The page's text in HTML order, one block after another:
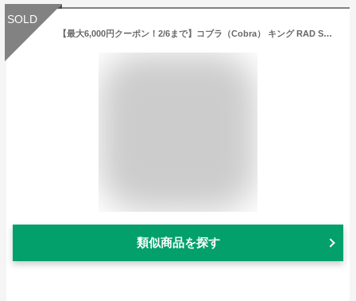
SOLD
【最大6,000円クーポン！2/6まで】コブラ（Cobra） キング RAD SPEED(ラッドスピード)ドライバー(1W ロフト10.5度)Speeder Evolution for RADSPEED 日本正規品 （メンズ）
類似商品を探す